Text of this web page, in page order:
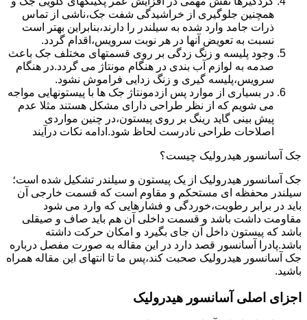
همچنین جلوگیری از خراشیدگی شفت جک،ناشی از تماس
ذرات جامد وارد شده به سیلندر را دارند،بنابراین بهتر است
نسبت به تعویض آنها در هر نوبت سرویس،اقدام گردد.
وجود پلیسه و زنگ زدگی بر روی قسمتهای مختلف جک باعث
صدمه به لوازم آب بندی در هنگام مونتاژ می گردد.در هنگام
سرویس،پلیسه گیری و زنگ زدایی فراموش نشود.
در بسیاری از موارد پس ازدمونتاژ جک ها با پیستونهایی مواجه
می شویم که از نظر طراحی دارای مشکل هستند مثلا عدم
پیش بینی گاید رینگ بر روی پیستون،در چنین مواردی
اصلاحات طراحی نادرست لحاظ شود.ادامه نکات درآیند
جک آسانسور هیدرولیک چیست؟
جک آسانسور هیدرولیک از یک پیستون و سیلندر تشکیل شده است؛
سیلندر محفظه ای مستحکم و مقاوم است که قسمت خارجی آن
باید در برابر رطوبت،خوردگی و فشارهایی که وارد می شود
مقاومت داشت باشد و قسمت داخلی آن هم باید صاف و صیقلی
باشد که پیستون داخل آن جای بگیرد و امکان حرکت داشته
باشد.پادرا آسانسور قصد دارد در این مقاله به صورت مفصل درباره
جک آسانسور هیدرولیک صحبت کند،پس ما تا انتهای این مقاله همراه
باشید.
اجزای اصلی آسانسور هیدرولیک